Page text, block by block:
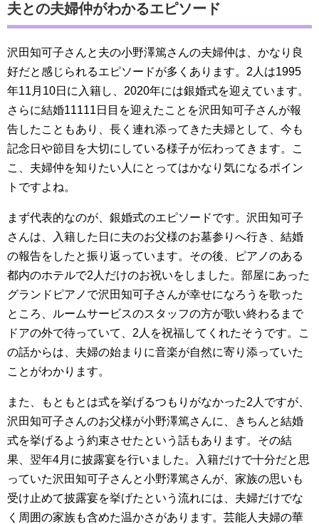
夫との夫婦仲がわかるエピソード
沢田知可子さんと夫の小野澤篤さんの夫婦仲は、かなり良
好だと感じられるエピソードが多くあります。2人は1995
年11月10日に入籍し、2020年には銀婚式を迎えています。
さらに結婚11111日目を迎えたことを沢田知可子さんが報
告したこともあり、長く連れ添ってきた夫婦として、今も
記念日や節目を大切にしている様子が伝わってきます。こ
こ、夫婦仲を知りたい人にとってはかなり気になるポイン
トですよね。
まず代表的なのが、銀婚式のエピソードです。沢田知可子
さんは、入籍した日に夫のお父様のお墓参りへ行き、結婚
の報告をしたと振り返っています。その後、ピアノのある
都内のホテルで2人だけのお祝いをしました。部屋にあった
グランドピアノで沢田知可子さんが幸せになろうを歌った
ところ、ルームサービスのスタッフの方が歌い終わるまで
ドアの外で待っていて、2人を祝福してくれたそうです。こ
の話からは、夫婦の始まりに音楽が自然に寄り添っていた
ことがわかります。
また、もともとは式を挙げるつもりがなかった2人ですが、
沢田知可子さんのお父様が小野澤篤さんに、きちんと結婚
式を挙げるよう約束させたという話もあります。その結
果、翌年4月に披露宴を行いました。入籍だけで十分だと思
っていた沢田知可子さんと小野澤篤さんが、家族の思いも
受け止めて披露宴を挙げたという流れには、夫婦だけでな
く周囲の家族も含めた温かさがあります。芸能人夫婦の華